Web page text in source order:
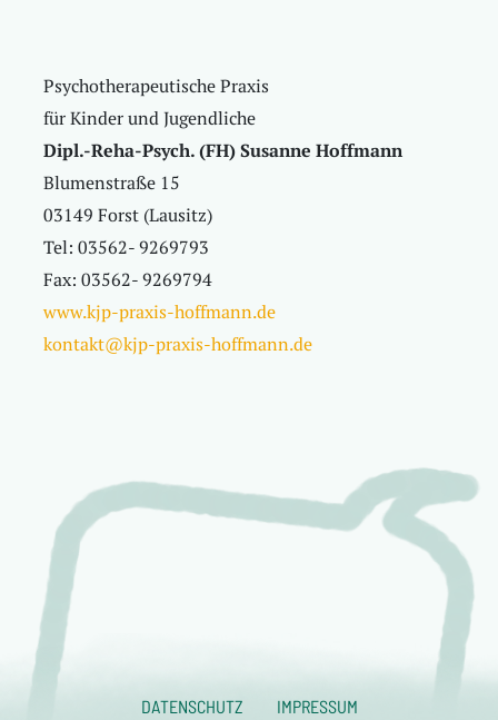
Psychotherapeutische Praxis
für Kinder und Jugendliche
Dipl.-Reha-Psych. (FH) Susanne Hoffmann
Blumenstraße 15
03149 Forst (Lausitz)
Tel: 03562- 9269793
Fax: 03562- 9269794
www.kjp-praxis-hoffmann.de
kontakt@kjp-praxis-hoffmann.de
DATENSCHUTZ IMPRESSUM